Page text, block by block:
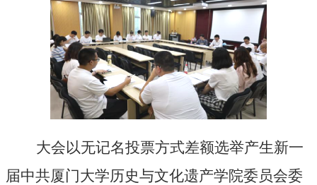
大会以无记名投票方式差额选举产生新一
届中共厦门大学历史与文化遗产学院委员会委